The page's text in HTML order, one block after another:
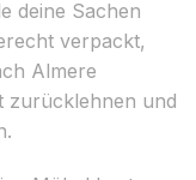
deine Sachen
verpackt,
Almere
zurücklehnen und